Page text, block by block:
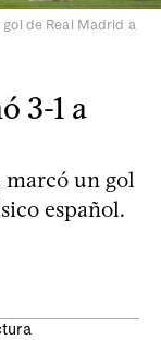
de Real Madrid a
3-1 a
un gol
español.